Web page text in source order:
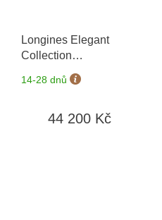
Longines Elegant
Collection
L4.309.4.72.6
5 let + možnost výměny
14-28 dnů
44 200 Kč